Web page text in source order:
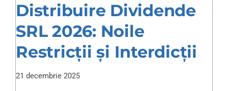
Distribuire Dividende
SRL 2026: Noile
Restricții și Interdicții
21 decembrie 2025